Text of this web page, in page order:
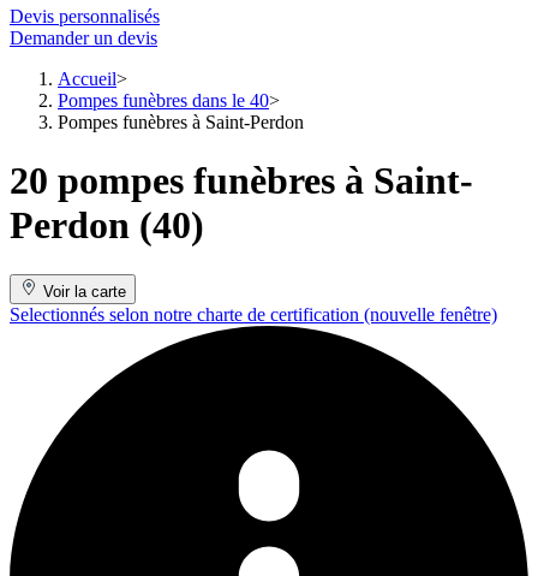
Devis personnalisés
Demander un devis
Accueil
Pompes funèbres dans le 40
Pompes funèbres à Saint-Perdon
20 pompes funèbres à Saint-
Perdon (40)
Voir la carte
Selectionnés selon notre charte de certification (nouvelle fenêtre)